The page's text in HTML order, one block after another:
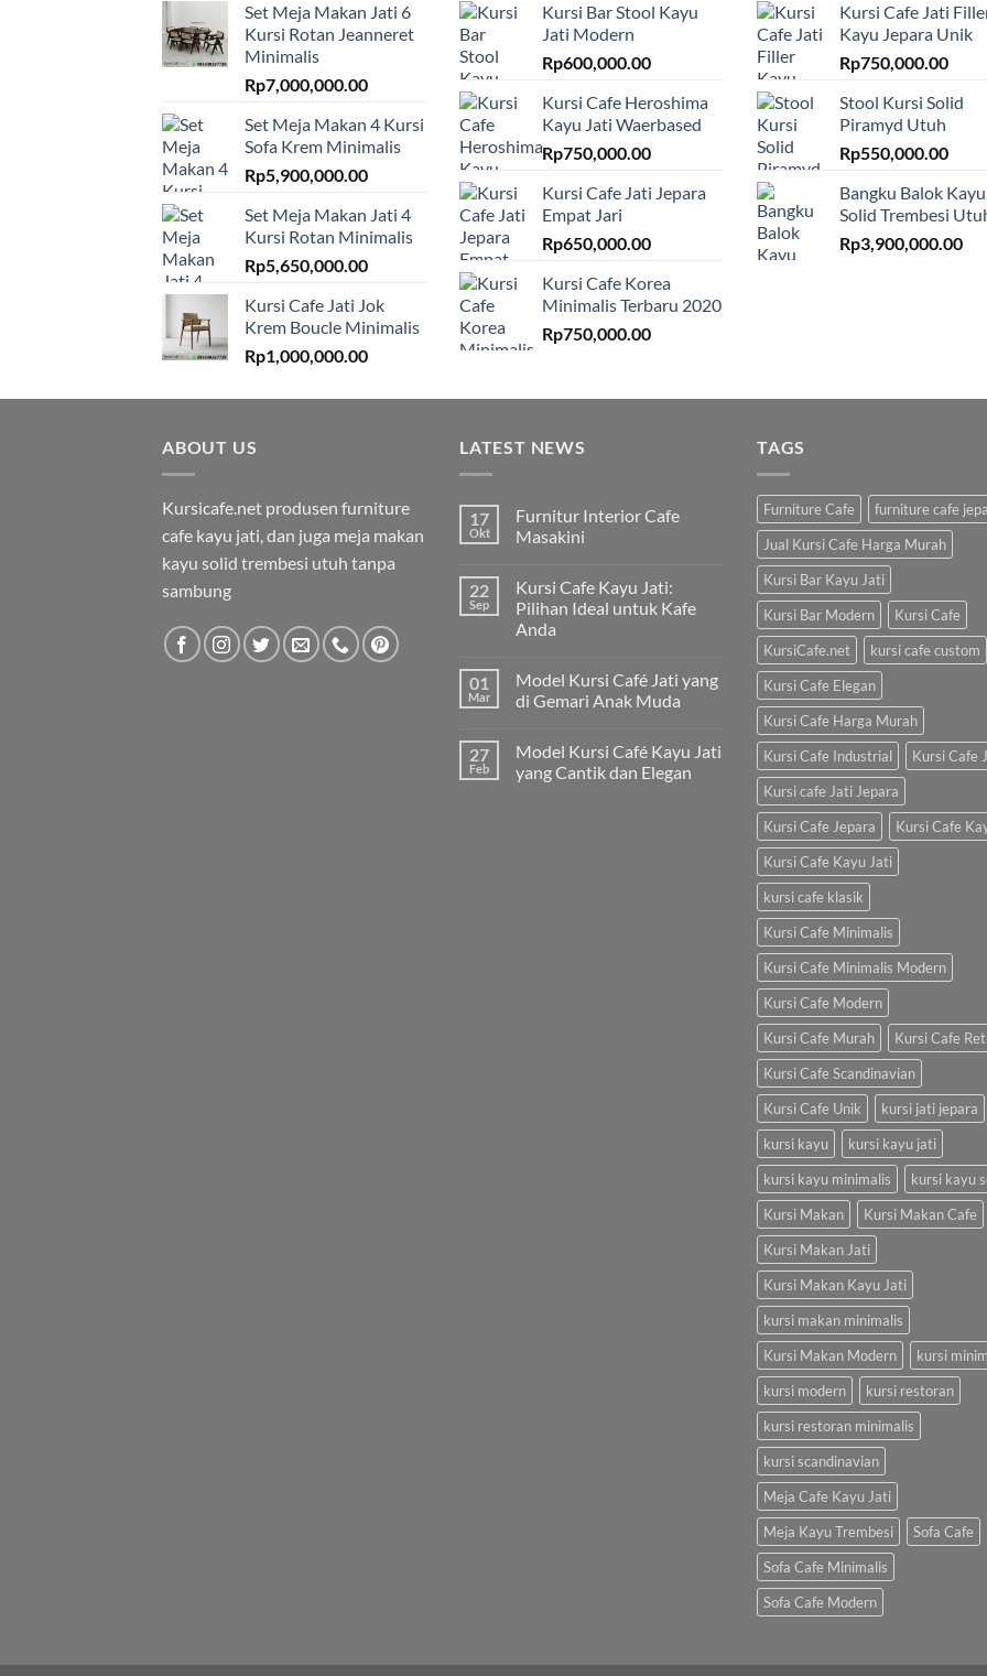
Set Meja Makan Jati 6
Kursi Rotan Jeanneret
Minimalis
Rp7,000,000.00
Set Meja Makan 4 Kursi
Sofa Krem Minimalis
Rp5,900,000.00
Set Meja Makan Jati 4
Kursi Rotan Minimalis
Rp5,650,000.00
Kursi Cafe Jati Jok
Krem Boucle Minimalis
Rp1,000,000.00
Kursi Bar Stool Kayu
Jati Modern
Rp600,000.00
Kursi Cafe Heroshima
Kayu Jati Waerbased
Rp750,000.00
Kursi Cafe Jati Jepara
Empat Jari
Rp650,000.00
Kursi Cafe Korea
Minimalis Terbaru 2020
Rp750,000.00
Kursi Cafe Jati
Kayu Jepara Unik
Rp750,000.00
Stool Kursi Solid
Piramyd Utuh
Rp550,000.00
Bangku Balok Kayu
Solid Trembesi
Rp3,900,000.00
ABOUT US
Kursicafe.net produsen furniture
cafe kayu jati, dan juga meja makan
kayu solid trembesi utuh tanpa
sambung
LATEST NEWS
17
Okt
Furnitur Interior Cafe
Masakini
22
Sep
Kursi Cafe Kayu Jati:
Pilihan Ideal untuk Kafe
Anda
01
Mar
Model Kursi Café Jati yang
di Gemari Anak Muda
27
Feb
Model Kursi Café Kayu Jati
yang Cantik dan Elegan
TAGS
Furniture Cafe
furniture cafe
Jual Kursi Cafe Harga Murah
Kursi Bar Kayu Jati
Kursi Bar Modern
Kursi Cafe
KursiCafe.net
kursi cafe custom
Kursi Cafe Elegan
Kursi Cafe Harga Murah
Kursi Cafe Industrial
Kursi Cafe
Kursi cafe Jati Jepara
Kursi Cafe Jepara
Kursi Cafe
Kursi Cafe Kayu Jati
kursi cafe klasik
Kursi Cafe Minimalis
Kursi Cafe Minimalis Modern
Kursi Cafe Modern
Kursi Cafe Murah
Kursi Cafe
Kursi Cafe Scandinavian
Kursi Cafe Unik
kursi jati jepara
kursi kayu
kursi kayu jati
kursi kayu minimalis
kursi kayu
Kursi Makan
Kursi Makan Cafe
Kursi Makan Jati
Kursi Makan Kayu Jati
kursi makan minimalis
Kursi Makan Modern
kursi
kursi modern
kursi restoran
kursi restoran minimalis
kursi scandinavian
Meja Cafe Kayu Jati
Meja Kayu Trembesi
Sofa Cafe
Sofa Cafe Minimalis
Sofa Cafe Modern